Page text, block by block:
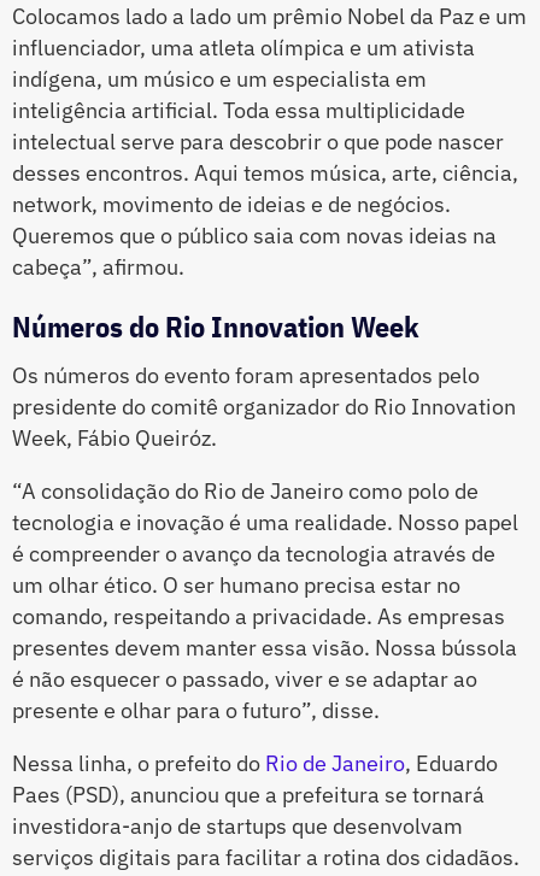
Colocamos lado a lado um prêmio Nobel da Paz e um
influenciador, uma atleta olímpica e um ativista
indígena, um músico e um especialista em
inteligência artificial. Toda essa multiplicidade
intelectual serve para descobrir o que pode nascer
desses encontros. Aqui temos música, arte, ciência,
network, movimento de ideias e de negócios.
Queremos que o público saia com novas ideias na
cabeça”, afirmou.
Números do Rio Innovation Week
Os números do evento foram apresentados pelo
presidente do comitê organizador do Rio Innovation
Week, Fábio Queiróz.
“A consolidação do Rio de Janeiro como polo de
tecnologia e inovação é uma realidade. Nosso papel
é compreender o avanço da tecnologia através de
um olhar ético. O ser humano precisa estar no
comando, respeitando a privacidade. As empresas
presentes devem manter essa visão. Nossa bússola
é não esquecer o passado, viver e se adaptar ao
presente e olhar para o futuro”, disse.
Nessa linha, o prefeito do Rio de Janeiro, Eduardo
Paes (PSD), anunciou que a prefeitura se tornará
investidora-anjo de startups que desenvolvam
serviços digitais para facilitar a rotina dos cidadãos.